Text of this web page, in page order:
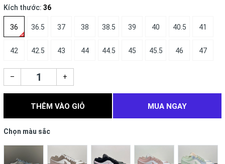
Kích thước: 36
36 36.5 37 38 38.5 39 40 40.5 41
42 42.5 43 44 44.5 45 45.5 46 47
– +
THÊM VÀO GIỎ MUA NGAY
Chọn màu sắc